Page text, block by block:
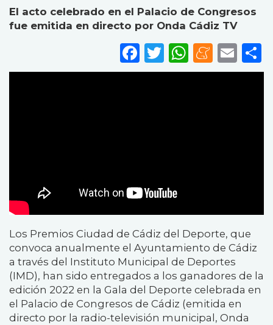
El acto celebrado en el Palacio de Congresos
fue emitida en directo por Onda Cádiz TV
Facebook
Twitter
Los Premios Ciudad de Cádiz del Deporte, que
convoca anualmente el Ayuntamiento de Cádiz
a través del Instituto Municipal de Deportes
(IMD), han sido entregados a los ganadores de la
edición 2022 en la Gala del Deporte celebrada en
el Palacio de Congresos de Cádiz (emitida en
directo por la radio-televisión municipal, Onda